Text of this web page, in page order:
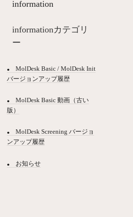
information
informationカテゴリ
ー
MolDesk Basic / MolDesk Init
バージョンアップ履歴
MolDesk Basic 動画（古い
版）
MolDesk Screening バージョ
ンアップ履歴
お知らせ